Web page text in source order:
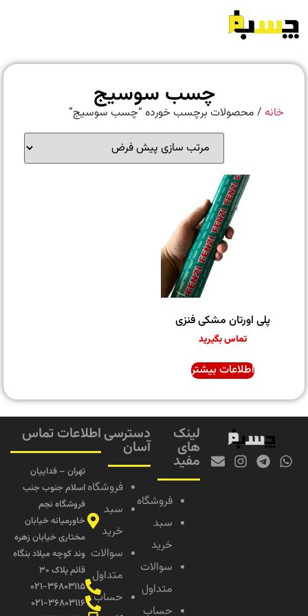
چسب سوسیج
خانه/ محصولات برچسب خورده “چسب سوسیج”
پلی اورتان مشکی فنزی
تماس بگیرید
اطلاعات بیشتر
لینک
های
مفید
فروشگاه
سبد
خرید
سوالات
متداول
حساب
دسترسی
آسان
فروشگاه
سبد
خرید
سوالات
متداول
حساب
اطلاعات تماس
تهران – فداییان
اسلام جنوب جنب
فروشگاه نجم
خاورمیانه خیابان
مختاری خیابان زهره
وند کوچه میلاد بنگاه
قائم پلاک ۳۰
۰۲۱-۳۶۸۰۳۱۱۵
۰۲۱-۳۶۸۰۳۱۱۶